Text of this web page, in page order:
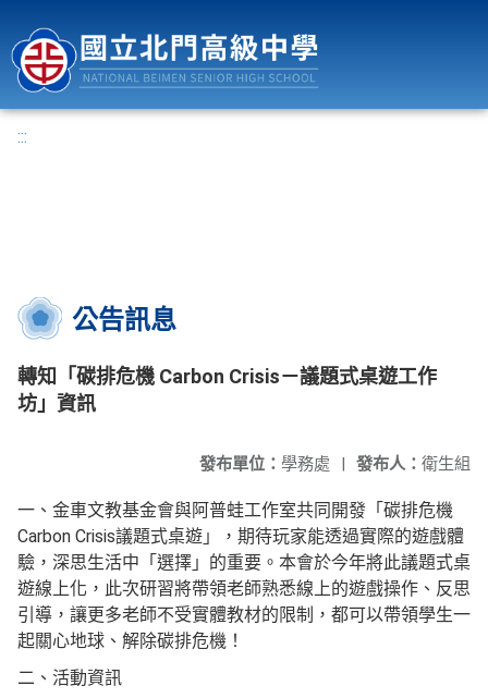
:::
公告訊息
轉知「碳排危機 Carbon Crisis－議題式桌遊工作
坊」資訊
發布人： 衛生組
發布單位： 學務處 |
一、金車文教基金會與阿普蛙工作室共同開發「碳排危機
Carbon Crisis議題式桌遊」，期待玩家能透過實際的遊戲體
驗，深思生活中「選擇」的重要。本會於今年將此議題式桌
遊線上化，此次研習將帶領老師熟悉線上的遊戲操作、反思
引導，讓更多老師不受實體教材的限制，都可以帶領學生一
起關心地球、解除碳排危機！
二、活動資訊